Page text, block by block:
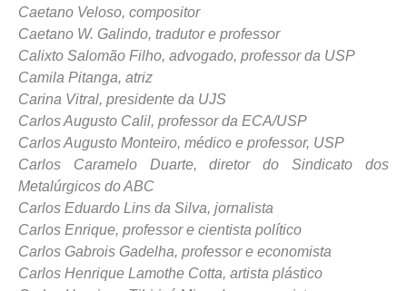
Caetano Veloso, compositor
Caetano W. Galindo, tradutor e professor
Calixto Salomão Filho, advogado, professor da USP
Camila Pitanga, atriz
Carina Vitral, presidente da UJS
Carlos Augusto Calil, professor da ECA/USP
Carlos Augusto Monteiro, médico e professor, USP
Carlos Caramelo Duarte, diretor do Sindicato dos
Metalúrgicos do ABC
Carlos Eduardo Lins da Silva, jornalista
Carlos Enrique, professor e cientista político
Carlos Gabrois Gadelha, professor e economista
Carlos Henrique Lamothe Cotta, artista plástico